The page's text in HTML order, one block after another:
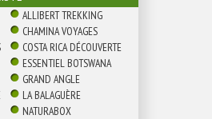
ALLIBERT TREKKING
CHAMINA VOYAGES
COSTA RICA DÉCOUVERTE
ESSENTIEL BOTSWANA
GRAND ANGLE
LA BALAGUÈRE
NATURABOX